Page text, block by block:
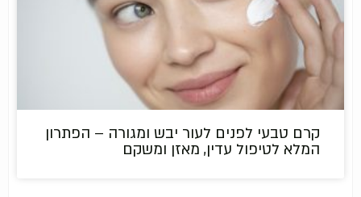
קרם טבעי לפנים לעור יבש ומגורה – הפתרון
המלא לטיפול עדין, מאזן ומשקם